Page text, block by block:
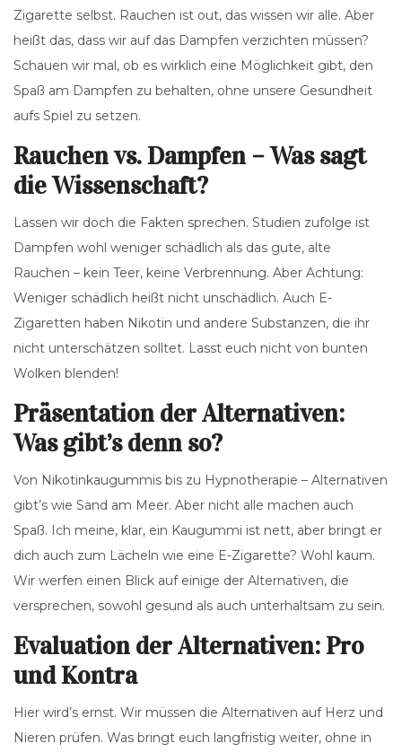
Zigarette selbst. Rauchen ist out, das wissen wir alle. Aber
heißt das, dass wir auf das Dampfen verzichten müssen?
Schauen wir mal, ob es wirklich eine Möglichkeit gibt, den
Spaß am Dampfen zu behalten, ohne unsere Gesundheit
aufs Spiel zu setzen.
Rauchen vs. Dampfen – Was sagt
die Wissenschaft?
Lassen wir doch die Fakten sprechen. Studien zufolge ist
Dampfen wohl weniger schädlich als das gute, alte
Rauchen – kein Teer, keine Verbrennung. Aber Achtung:
Weniger schädlich heißt nicht unschädlich. Auch E-
Zigaretten haben Nikotin und andere Substanzen, die ihr
nicht unterschätzen solltet. Lasst euch nicht von bunten
Wolken blenden!
Präsentation der Alternativen:
Was gibt’s denn so?
Von Nikotinkaugummis bis zu Hypnotherapie – Alternativen
gibt’s wie Sand am Meer. Aber nicht alle machen auch
Spaß. Ich meine, klar, ein Kaugummi ist nett, aber bringt er
dich auch zum Lächeln wie eine E-Zigarette? Wohl kaum.
Wir werfen einen Blick auf einige der Alternativen, die
versprechen, sowohl gesund als auch unterhaltsam zu sein.
Evaluation der Alternativen: Pro
und Kontra
Hier wird’s ernst. Wir müssen die Alternativen auf Herz und
Nieren prüfen. Was bringt euch langfristig weiter, ohne in